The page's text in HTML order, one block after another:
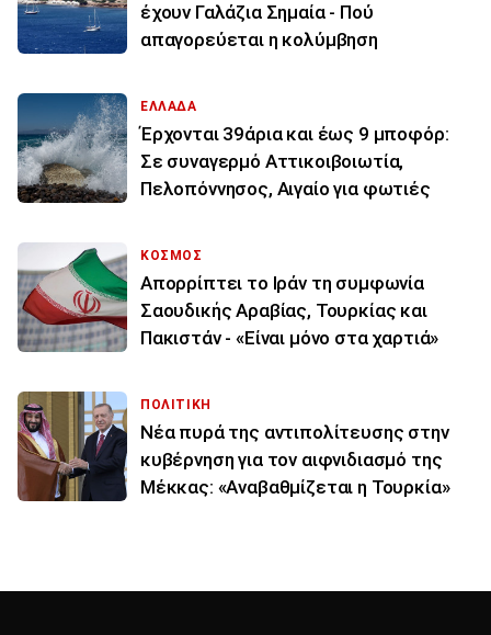
έχουν Γαλάζια Σημαία - Πού
απαγορεύεται η κολύμβηση
ΕΛΛΑΔΑ
Έρχονται 39άρια και έως 9 μποφόρ:
Σε συναγερμό Αττικοιβοιωτία,
Πελοπόννησος, Αιγαίο για φωτιές
ΚΟΣΜΟΣ
Απορρίπτει το Ιράν τη συμφωνία
Σαουδικής Αραβίας, Τουρκίας και
Πακιστάν - «Είναι μόνο στα χαρτιά»
ΠΟΛΙΤΙΚΗ
Νέα πυρά της αντιπολίτευσης στην
κυβέρνηση για τον αιφνιδιασμό της
Μέκκας: «Αναβαθμίζεται η Τουρκία»